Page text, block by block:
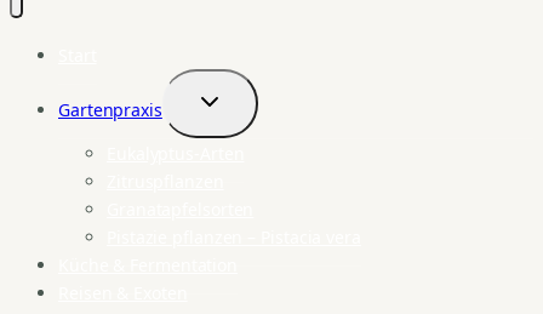
Gartenpraxis
Untermenü
umschalten